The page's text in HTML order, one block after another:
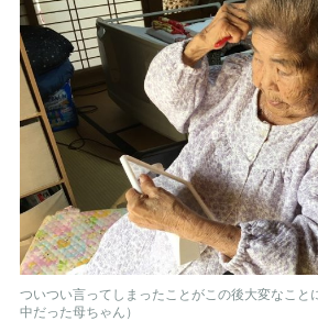
ついつい言ってしまったことがこの後大変なこ
中だった母ちゃん）